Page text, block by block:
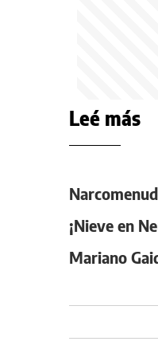
Leé más
¡Nieve en
Mariano